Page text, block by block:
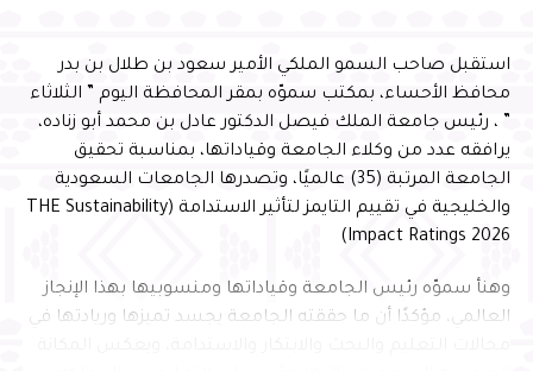
مستهدفات رؤية المملكة 2030
استقبل صاحب السمو الملكي الأمير سعود بن طلال بن بدر
محافظ الأحساء، بمكتب سموّه بمقر المحافظة اليوم ” الثلاثاء
” ، رئيس جامعة الملك فيصل الدكتور عادل بن محمد أبو زناده،
يرافقه عدد من وكلاء الجامعة وقياداتها، بمناسبة تحقيق
الجامعة المرتبة (35) عالميًا، وتصدرها الجامعات السعودية
والخليجية في تقييم التايمز لتأثير الاستدامة (THE Sustainability
Impact Ratings 2026)
وهنأ سموّه رئيس الجامعة وقياداتها ومنسوبيها بهذا الإنجاز
العالمي، مؤكدًا أن ما حققته الجامعة يجسد تميزها وريادتها في